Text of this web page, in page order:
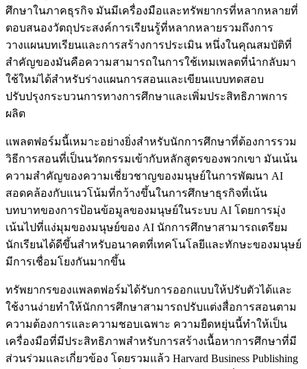
ศึกษาในภาคธุรกิจ มันมีเครื่องมือและทรัพยากรที่หลากหลายที่
ตอบสนองวัตถุประสงค์การเรียนรู้ที่หลากหลายรวมถึงการ
วางแผนบทเรียนและการสร้างการประเมิน หนึ่งในคุณสมบัติที่
สำคัญของมันคือความสามารถในการใช้เทมเพลตที่นำกลับมา
ใช้ใหม่ได้สำหรับร่างแผนการสอนและเขียนแบบทดสอบ
ปรับปรุงกระบวนการทางการศึกษาและเพิ่มประสิทธิภาพการ
ผลิต
แพลตฟอร์มนี้เหมาะอย่างยิ่งสำหรับนักการศึกษาที่ต้องการรวม
วิธีการสอนที่เป็นนวัตกรรมเข้ากับหลักสูตรของพวกเขา มันเน้น
ความสำคัญของความเชี่ยวชาญของมนุษย์ในการพัฒนา AI
สอดคล้องกับแนวโน้มที่กว้างขึ้นในการศึกษาธุรกิจที่เน้น
บทบาทของการป้อนข้อมูลของมนุษย์ในระบบ AI โดยการมุ่ง
เน้นไปที่แง่มุมของมนุษย์ของ AI นักการศึกษาสามารถเตรียม
นักเรียนได้ดีขึ้นสำหรับอนาคตที่เทคโนโลยีและทักษะของมนุษย์
มีการเชื่อมโยงกันมากขึ้น
ทรัพยากรของแพลตฟอร์มได้รับการออกแบบให้ปรับตัวได้และ
ใช้งานง่ายทำให้นักการศึกษาสามารถปรับแต่งสื่อการสอนตาม
ความต้องการและความชอบเฉพาะ ความยืดหยุ่นนี้ทำให้เป็น
เครื่องมือที่มีประสิทธิภาพสำหรับการสร้างเนื้อหาการศึกษาที่มี
ส่วนร่วมและเกี่ยวข้อง โดยรวมแล้ว Harvard Business Publishing